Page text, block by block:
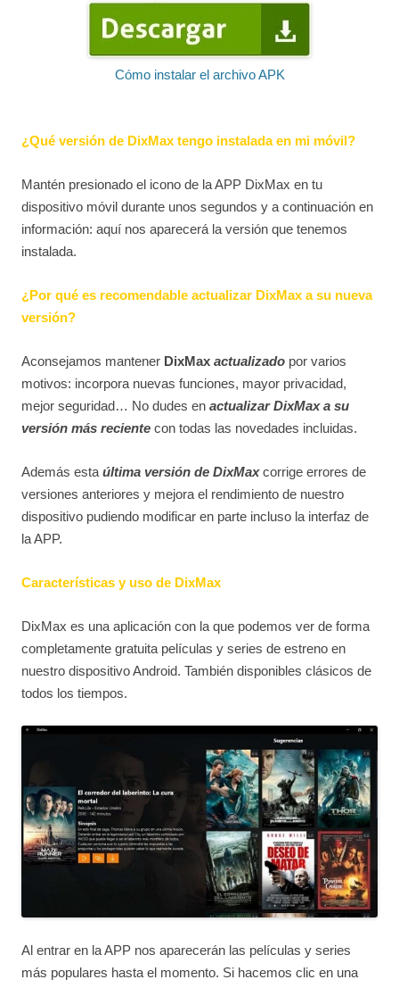
Cómo instalar el archivo APK
¿Qué versión de DixMax tengo instalada en mi móvil?
Mantén presionado el icono de la APP DixMax en tu
dispositivo móvil durante unos segundos y a continuación en
información: aquí nos aparecerá la versión que tenemos
instalada.
¿Por qué es recomendable actualizar DixMax a su nueva
versión?
Aconsejamos mantener DixMax actualizado por varios
motivos: incorpora nuevas funciones, mayor privacidad,
mejor seguridad… No dudes en actualizar DixMax a su
versión más reciente con todas las novedades incluidas.
Además esta última versión de DixMaxcorrige errores de
versiones anteriores y mejora el rendimiento de nuestro
dispositivo pudiendo modificar en parte incluso la interfaz de
la APP.
Características y uso de DixMax
DixMax es una aplicación con la que podemos ver de forma
completamente gratuita películas y series de estreno en
nuestro dispositivo Android. También disponibles clásicos de
todos los tiempos.
Al entrar en la APP nos aparecerán las películas y series
más populares hasta el momento. Si hacemos clic en una